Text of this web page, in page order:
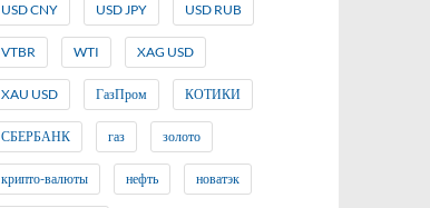
USD CNY USD JPY USD RUB
VTBR WTI XAG USD
XAU USD ГазПром КОТИКИ
СБЕРБАНК газ золото
крипто-валюты нефть новатэк